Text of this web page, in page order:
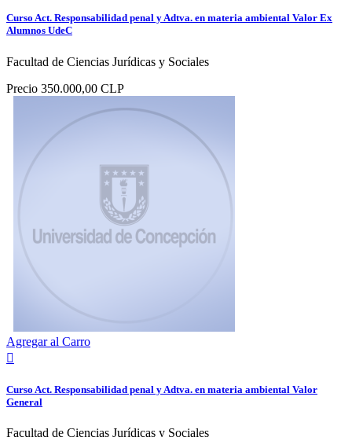
Curso Act. Responsabilidad penal y Adtva. en materia ambiental Valor Ex
Alumnos UdeC
Facultad de Ciencias Jurídicas y Sociales
Precio 350.000,00 CLP
Agregar al Carro

Curso Act. Responsabilidad penal y Adtva. en materia ambiental Valor
General
Facultad de Ciencias Jurídicas y Sociales